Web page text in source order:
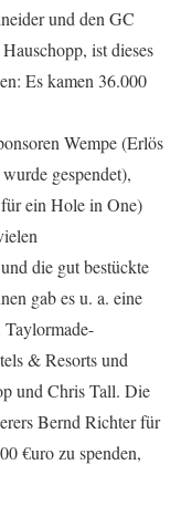
und den GC
ist dieses
Es kamen 36.000
Wempe (Erlös
gespendet),
ein Hole in One)
die gut bestückte
gab es u. a. eine
& Resorts und
und Chris Tall. Die
Bernd Richter für
€uro zu spenden,